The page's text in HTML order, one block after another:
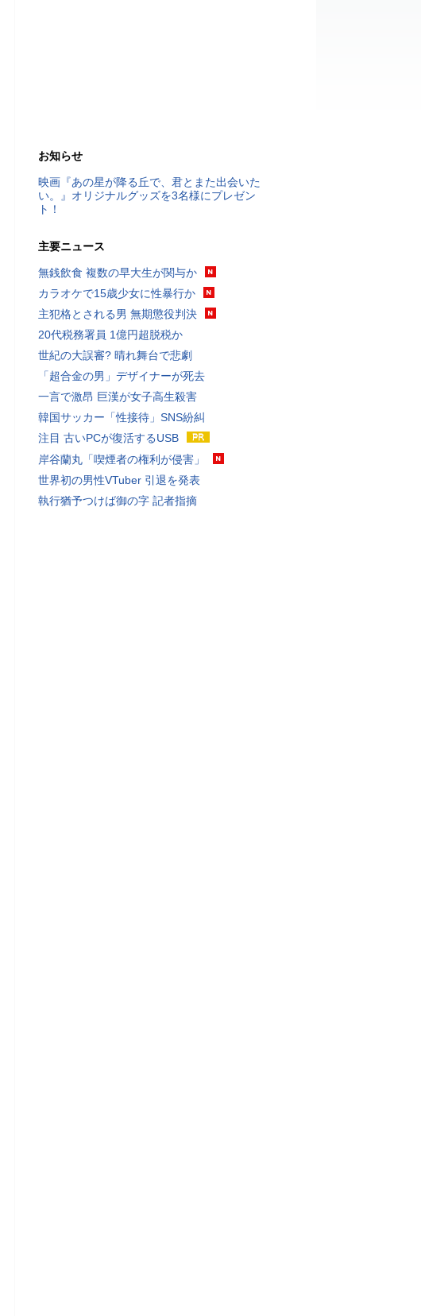
お知らせ
映画『あの星が降る丘で、君とまた出会いた
い。』オリジナルグッズを3名様にプレゼン
ト！
主要ニュース
無銭飲食 複数の早大生が関与か
カラオケで15歳少女に性暴行か
主犯格とされる男 無期懲役判決
20代税務署員 1億円超脱税か
世紀の大誤審? 晴れ舞台で悲劇
「超合金の男」デザイナーが死去
一言で激昂 巨漢が女子高生殺害
韓国サッカー「性接待」SNS紛糾
注目 古いPCが復活するUSB
岸谷蘭丸「喫煙者の権利が侵害」
世界初の男性VTuber 引退を発表
執行猶予つけば御の字 記者指摘